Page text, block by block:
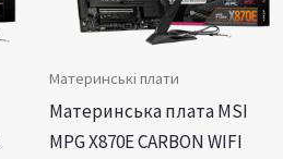
Материнські плати
Материнська плата MSI
MPG X870E CARBON WIFI